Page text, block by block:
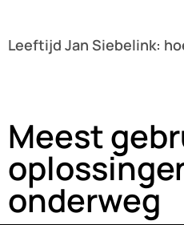
Leeftijd Jan Siebelink:
Meest
onderweg